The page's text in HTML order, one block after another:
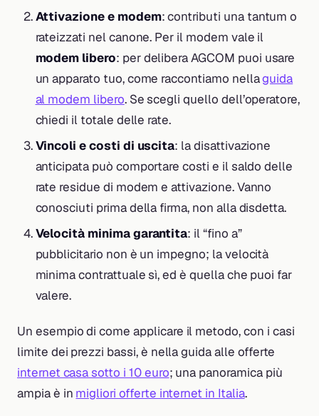
Attivazione e modem: contributi una tantum o
rateizzati nel canone. Per il modem vale il
modem libero: per delibera AGCOM puoi usare
un apparato tuo, come raccontiamo nellaguida
al modem libero. Se scegli quello dell’operatore,
chiedi il totale delle rate.
Vincoli e costi di uscita: la disattivazione
anticipata può comportare costi e il saldo delle
rate residue di modem e attivazione. Vanno
conosciuti prima della firma, non alla disdetta.
Velocità minima garantita: il “fino a”
pubblicitario non è un impegno; la velocità
minima contrattuale sì, ed è quella che puoi far
valere.
Un esempio di come applicare il metodo, con i casi
limite dei prezzi bassi, è nella guida alle offerte
internet casa sotto i 10 euro; una panoramica più
ampia è in migliori offerte internet in Italia.